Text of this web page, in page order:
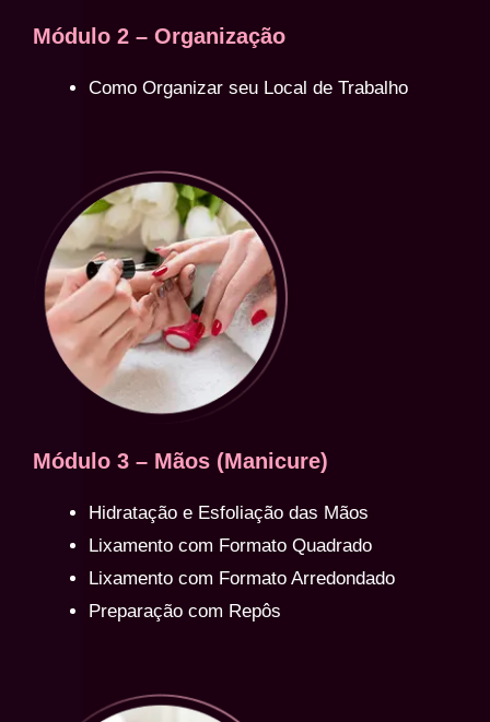
Módulo 2 – Organização
Como Organizar seu Local de Trabalho
Módulo 3 – Mãos (Manicure)
Hidratação e Esfoliação das Mãos
Lixamento com Formato Quadrado
Lixamento com Formato Arredondado
Preparação com Repôs